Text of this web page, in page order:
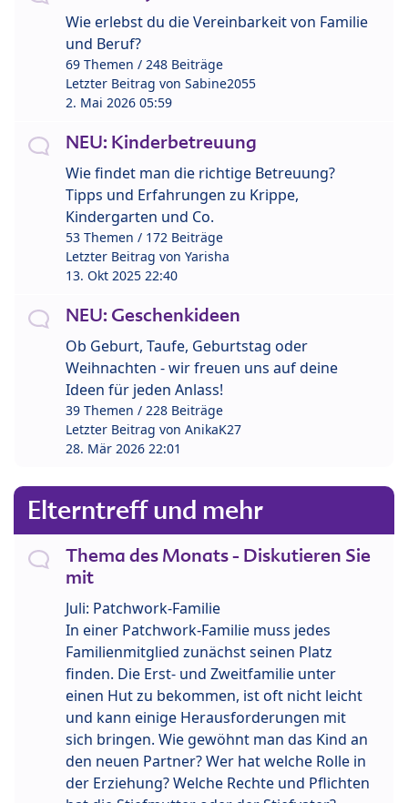
Wie erlebst du die Vereinbarkeit von Familie
und Beruf?
69 Themen / 248 Beiträge
Letzter Beitrag von Sabine2055
2. Mai 2026 05:59
NEU: Kinderbetreuung
Wie findet man die richtige Betreuung?
Tipps und Erfahrungen zu Krippe,
Kindergarten und Co.
53 Themen / 172 Beiträge
Letzter Beitrag von Yarisha
13. Okt 2025 22:40
NEU: Geschenkideen
Ob Geburt, Taufe, Geburtstag oder
Weihnachten - wir freuen uns auf deine
Ideen für jeden Anlass!
39 Themen / 228 Beiträge
Letzter Beitrag von AnikaK27
28. Mär 2026 22:01
Elterntreff und mehr
Thema des Monats - Diskutieren Sie
mit
Juli: Patchwork-Familie
In einer Patchwork-Familie muss jedes
Familienmitglied zunächst seinen Platz
finden. Die Erst- und Zweitfamilie unter
einen Hut zu bekommen, ist oft nicht leicht
und kann einige Herausforderungen mit
sich bringen. Wie gewöhnt man das Kind an
den neuen Partner? Wer hat welche Rolle in
der Erziehung? Welche Rechte und Pflichten